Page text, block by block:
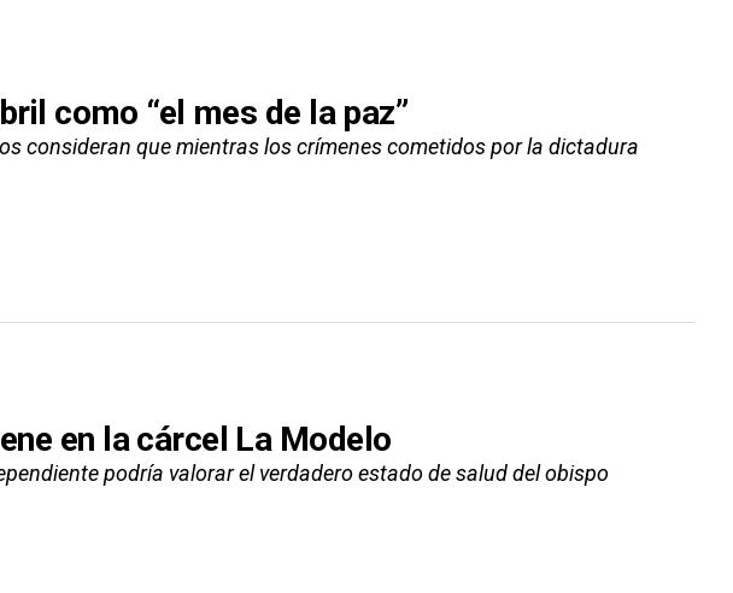
como “el mes de la paz”
consideran que mientras los crímenes cometidos por la dictadura
en la cárcel La Modelo
podría valorar el verdadero estado de salud del obispo